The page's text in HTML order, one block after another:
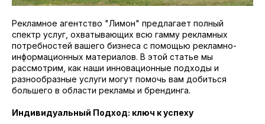
Рекламное агентство "Лимон" предлагает полный
спектр услуг, охватывающих всю гамму рекламных
потребностей вашего бизнеса с помощью рекламно-
информационных материалов. В этой статье мы
рассмотрим, как наши инновационные подходы и
разнообразные услуги могут помочь вам добиться
большего в области рекламы и брендинга.
Индивидуальный Подход: ключ к успеху